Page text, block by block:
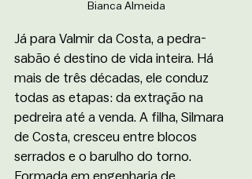
Bianca Almeida
Já para Valmir da Costa, a pedra-
sabão é destino de vida inteira. Há
mais de três décadas, ele conduz
todas as etapas: da extração na
pedreira até a venda. A filha, Silmara
de Costa, cresceu entre blocos
serrados e o barulho do torno.